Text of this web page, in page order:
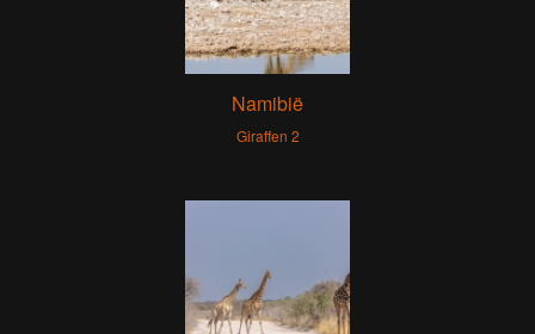
Namibië
Giraffen 2